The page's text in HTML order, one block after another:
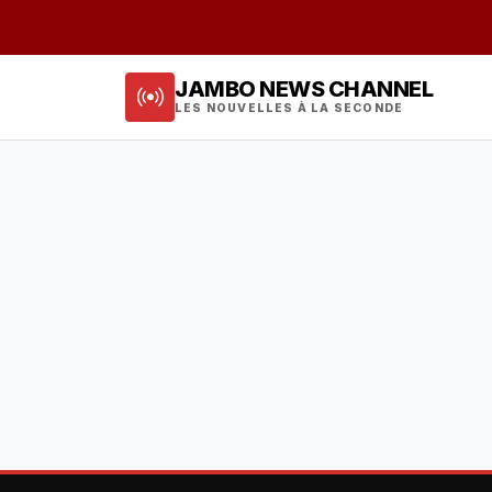
JAMBO NEWS CHANNEL
LES NOUVELLES À LA SECONDE